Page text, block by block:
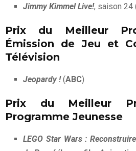
Jimmy Kimmel Live!, saison 24
Prix du Meilleur
Émission de Jeu et
Télévision
Jeopardy !(ABC)
Prix du Meilleur
Programme Jeunesse
LEGO Star Wars :